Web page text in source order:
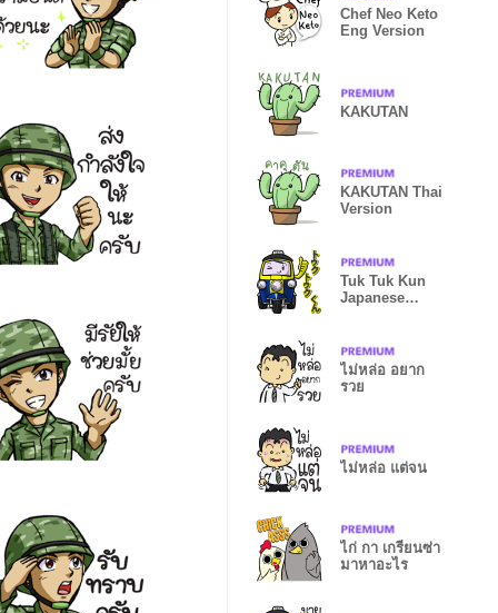
Chef Neo Keto
Eng Version
KAKUTAN
KAKUTAN Thai
Version
Tuk Tuk Kun
Japanese
ไม่หล่อ อยาก
รวย
ไม่หล่อ แต่จน
ไก่ กา เกรียนซ่า
มาหาอะไร